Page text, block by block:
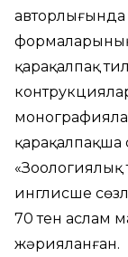
қарақалпақ
инглисше
70 тен аслам
жәрияланған.